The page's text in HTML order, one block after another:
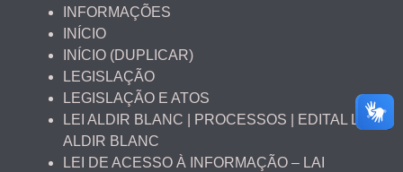
INFORMAÇÕES
INÍCIO
INÍCIO (DUPLICAR)
LEGISLAÇÃO
LEGISLAÇÃO E ATOS
LEI ALDIR BLANC | PROCESSOS | EDITAL LEI
ALDIR BLANC
LEI DE ACESSO À INFORMAÇÃO – LAI